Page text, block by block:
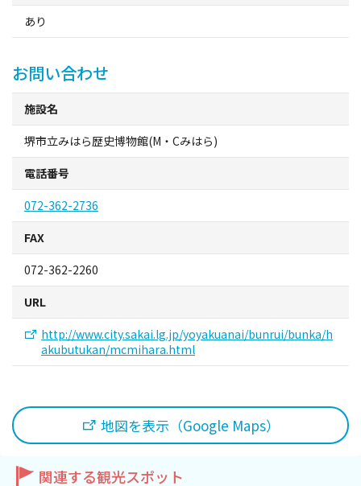
旅行業約款及びご旅行条件書について
あり
お問い合わせ
施設名
堺市立みはら歴史博物館(M・Cみはら)
電話番号
072-362-2736
FAX
072-362-2260
URL
http://www.city.sakai.lg.jp/yoyakuanai/bunrui/bunka/h
akubutukan/mcmihara.html
地図を表示（Google Maps）
関連する観光スポット